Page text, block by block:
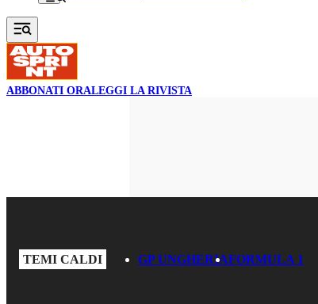
ABBONATI ORALEGGI LA RIVISTA
TEMI CALDI GP UNGHERIAFORMULA 1